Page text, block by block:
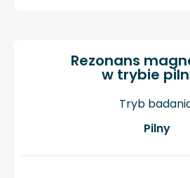
Rezonans
w trybie
Tryb
Pilny